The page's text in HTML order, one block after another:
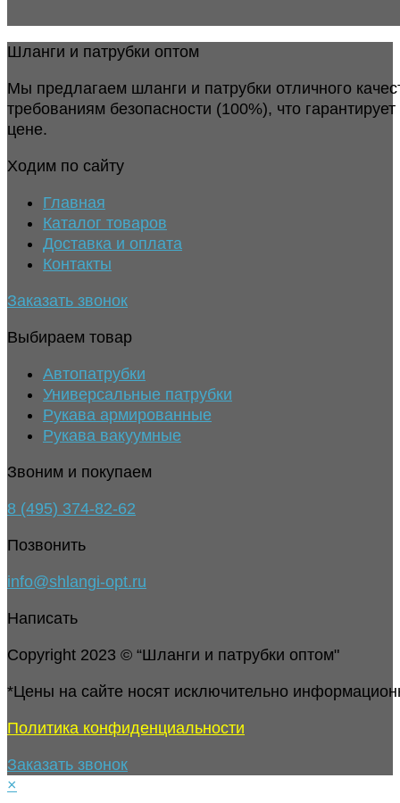
Шланги и патрубки оптом
Мы предлагаем шланги и патрубки отличного
требованиям безопасности (100%), что
цене.
Ходим по сайту
Главная
Каталог товаров
Доставка и оплата
Контакты
Заказать звонок
Выбираем товар
Автопатрубки
Универсальные патрубки
Рукава армированные
Рукава вакуумные
Звоним и покупаем
8 (495) 374-82-62
Позвонить
info@shlangi-opt.ru
Написать
Copyright 2023 © “Шланги и патрубки оптом"
*Цены на сайте носят исключительно
Политика конфиденциальности
Заказать звонок
×